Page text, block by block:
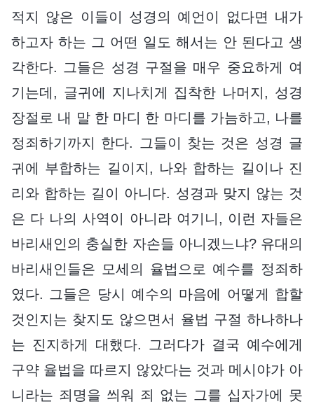
적지 않은 이들이 성경의 예언이 없다면 내가
하고자 하는 그 어떤 일도 해서는 안 된다고 생
각한다. 그들은 성경 구절을 매우 중요하게 여
기는데, 글귀에 지나치게 집착한 나머지, 성경
장절로 내 말 한 마디 한 마디를 가늠하고, 나를
정죄하기까지 한다. 그들이 찾는 것은 성경 글
귀에 부합하는 길이지, 나와 합하는 길이나 진
리와 합하는 길이 아니다. 성경과 맞지 않는 것
은 다 나의 사역이 아니라 여기니, 이런 자들은
바리새인의 충실한 자손들 아니겠느냐? 유대의
바리새인들은 모세의 율법으로 예수를 정죄하
였다. 그들은 당시 예수의 마음에 어떻게 합할
것인지는 찾지도 않으면서 율법 구절 하나하나
는 진지하게 대했다. 그러다가 결국 예수에게
구약 율법을 따르지 않았다는 것과 메시야가 아
니라는 죄명을 씌워 죄 없는 그를 십자가에 못